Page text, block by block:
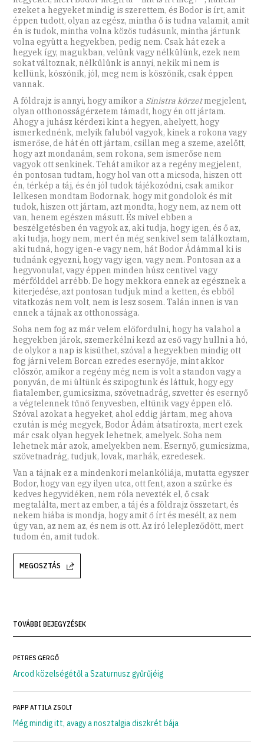
ezeket a hegyeket mindig is szerettem, és Bodor is írt, amit
éppen tudott, olyan az egész, mintha ő is tudna valamit, amit
én is tudok, mintha volna közös tudásunk, mintha jártunk
volna együtt a hegyekben, pedig nem. Csak hát ezek a
hegyek így, magukban, velünk vagy nélkülünk, ezek nem
sokat változnak, nélkülünk is annyi, nekik mi nem is
kellünk, köszönik, jól, meg nem is köszönik, csak éppen
vannak.
A földrajz is annyi, hogy amikor a Sinistra körzetmegjelent,
olyan otthonosságérzetem támadt, hogy én ott jártam.
Ahogy a juhász kérdezi kint a hegyen, ahelyett, hogy
ismerkednénk, melyik faluból vagyok, kinek a rokona vagy
ismerőse, de hát én ott jártam, csillan meg a szeme, azelőtt,
hogy azt mondanám, sem rokona, sem ismerőse nem
vagyok ott senkinek. Tehát amikor az a regény megjelent,
én pontosan tudtam, hogy hol van ott a micsoda, hiszen ott
én, térkép a táj, és én jól tudok tájékozódni, csak amikor
lelkesen mondtam Bodornak, hogy mit gondolok és mit
tudok, hiszen ott jártam, azt mondta, hogy nem, az nem ott
van, henem egészen másutt. És mivel ebben a
beszélgetésben én vagyok az, aki tudja, hogy igen, és ő az,
aki tudja, hogy nem, mert én még senkivel sem találkoztam,
aki tudná, hogy igen-e vagy nem, hát Bodor Ádámmal ki is
tudnánk egyezni, hogy vagy igen, vagy nem. Pontosan az a
hegyvonulat, vagy éppen minden húsz centivel vagy
mérfölddel arrébb. De hogy mekkora ennek az egésznek a
kiterjedése, azt pontosan tudjuk mind a ketten, és ebből
vitatkozás nem volt, nem is lesz sosem. Talán innen is van
ennek a tájnak az otthonossága.
Soha nem fog az már velem előfordulni, hogy ha valahol a
hegyekben járok, szemerkélni kezd az eső vagy hullni a hó,
de olykor a nap is kisüthet, szóval a hegyekben mindig ott
fog járni velem Borcan ezredes esernyője, mint akkor
először, amikor a regény még nem is volt a standon vagy a
ponyván, de mi ültünk és szipogtunk és láttuk, hogy egy
fiatalember, gumicsizma, szövetnadrág, szvetter és esernyő
a végtelennek tűnő fenyvesben, eltűnik vagy éppen elő.
Szóval azokat a hegyeket, ahol eddig jártam, meg ahova
ezután is még megyek, Bodor Ádám átsatírozta, mert ezek
már csak olyan hegyek lehetnek, amelyek. Soha nem
lehetnek már azok, amelyekben nem. ­Esernyő, gumicsizma,
szövetnadrág, tudjuk, lovak, marhák, ezredesek.
Van a tájnak ez a mindenkori melankóliája, mutatta egyszer
Bodor, hogy van egy ilyen utca, ott fent, azon a szürke és
kedves hegyvidéken, nem róla nevezték el, ő csak
megtalálta, mert az ember, a táj és a földrajz összetart, és
nekem hiába is mondja, hogy amit ő írt és mesélt, az nem
úgy van, az nem az, és nem is ott. Az író lelepleződött, mert
tudom én, amit tudok.
MEGOSZTÁS
TOVÁBBI BEJEGYZÉSEK
PETRES GERGŐ
Arcod közelségétől a Szaturnusz gyűrűjéig
PAPP ATTILA ZSOLT
Még mindig itt, avagy a nosztalgia diszkrét bája